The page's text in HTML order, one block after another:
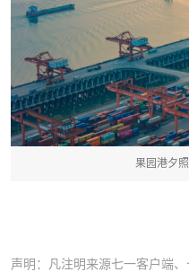
果园港夕
声明：凡注明来源七一客户端